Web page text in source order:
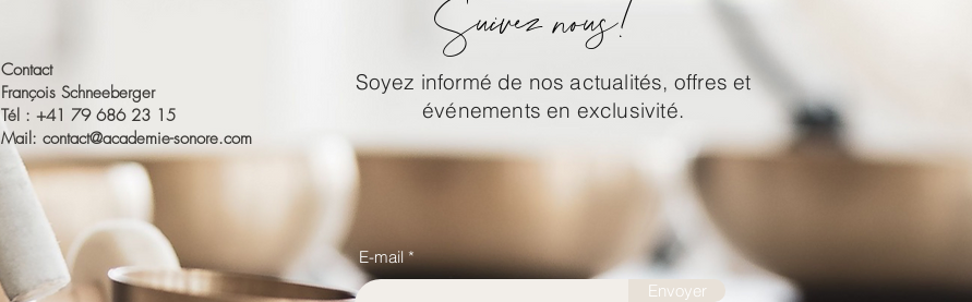
Contact
François Schneeberger
Tél : +41 79 686 23 15
Mail: contact@academie-sonore.com
E-mail
Envoyer
Suivez nous!
Soyez informé de nos actualités, offres et
événements en exclusivité.